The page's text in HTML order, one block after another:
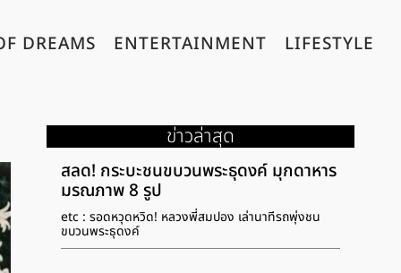
DREAMS ENTERTAINMENT LIFESTYLE
ข่าวล่าสุด
สลด! กระบะชนขบวนพระธุดงค์ มุกดาหาร
มรณภาพ 8 รูป
etc : รอดหวุดหวิด! หลวงพี่สมปอง เล่านาทีรถพุ่งชน
ขบวนพระธุดงค์